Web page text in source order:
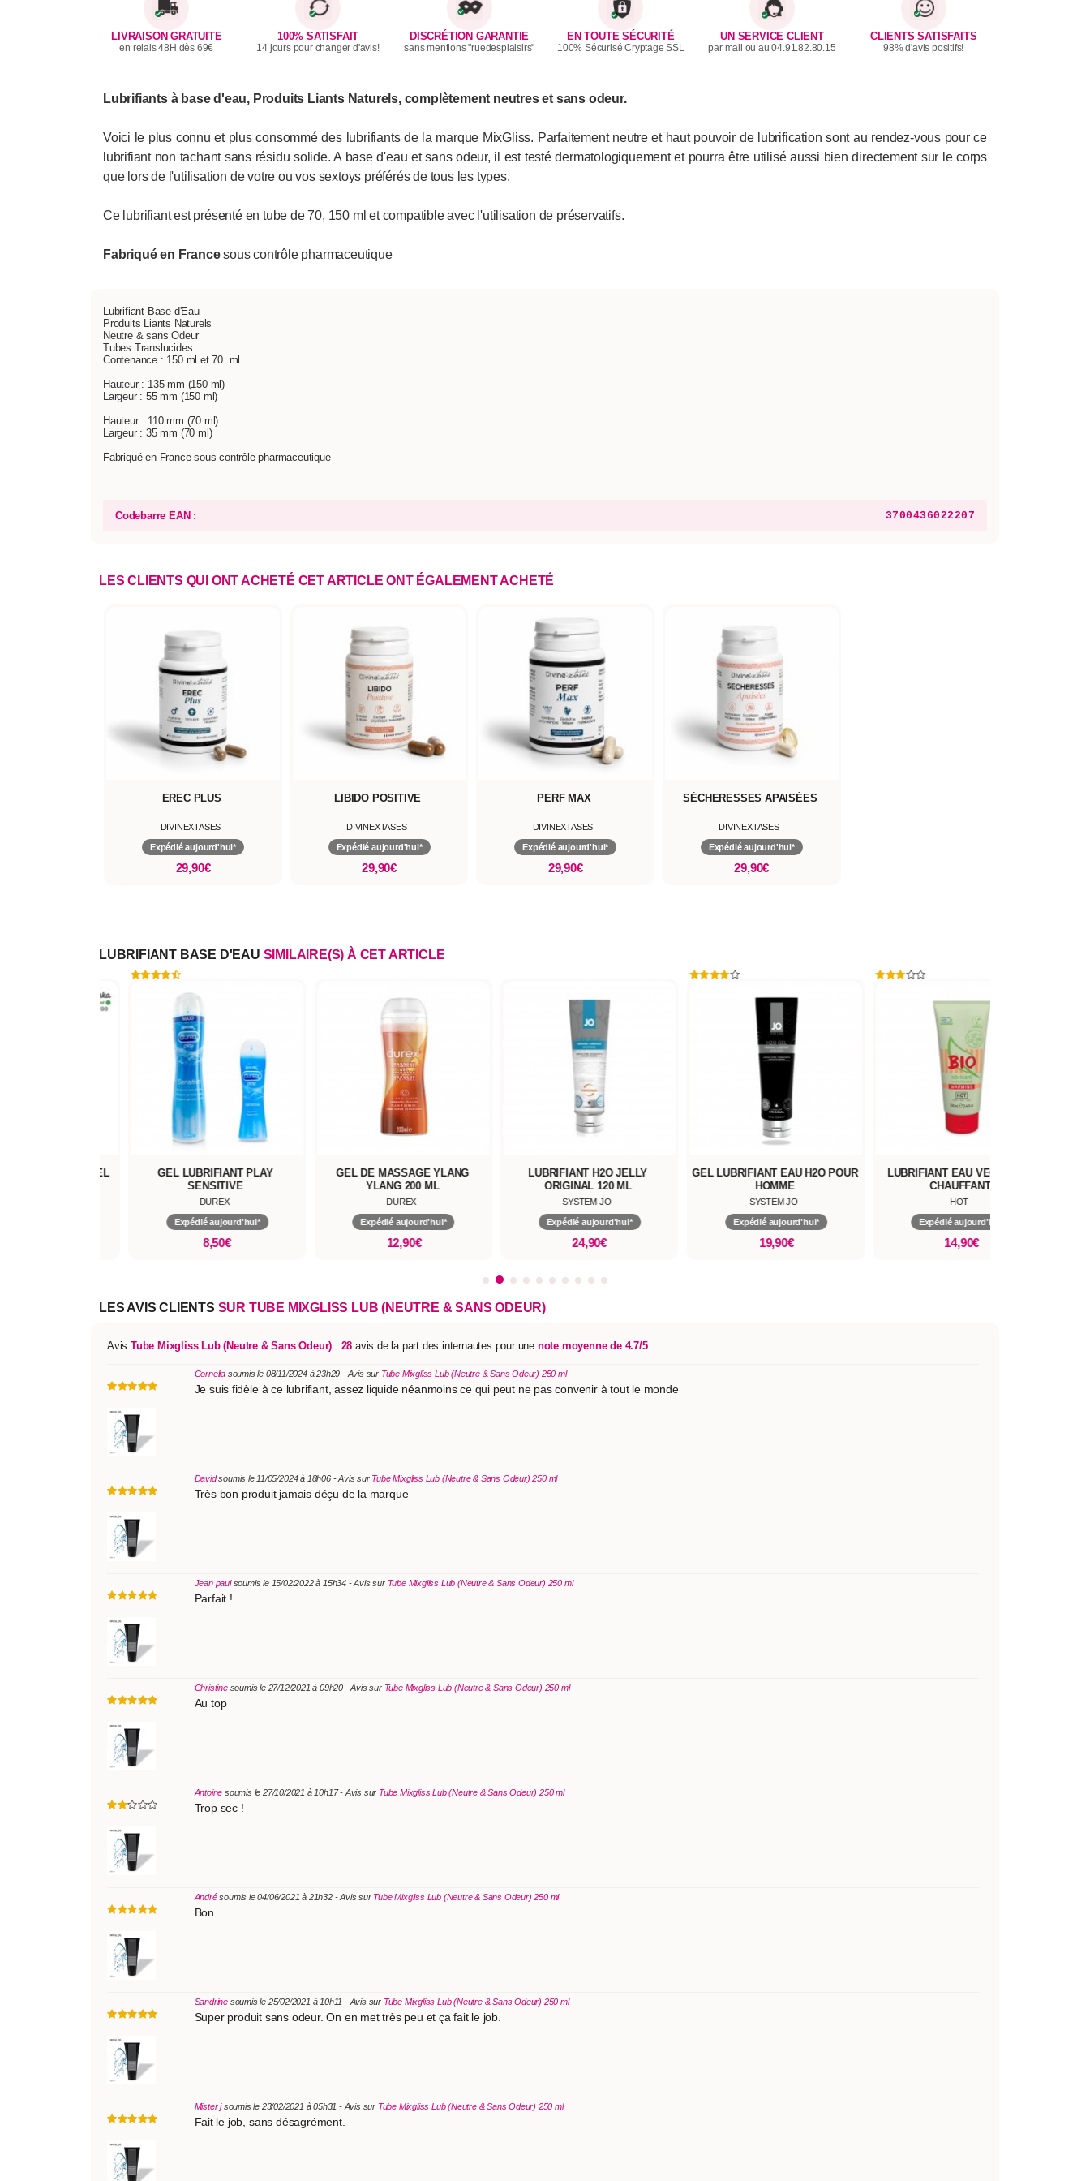
LIVRAISON GRATUITE
en relais 48H dès 69€
100% SATISFAIT
14 jours pour changer d'avis!
DISCRÉTION GARANTIE
sans mentions "ruedesplaisirs"
EN TOUTE SÉCURITÉ
100% Sécurisé Cryptage SSL
UN SERVICE CLIENT
par mail ou au 04.91.82.80.15
CLIENTS SATISFAITS
98% d'avis positifs!
Lubrifiants à base d'eau, Produits Liants Naturels, complètement neutres et sans odeur.
Voici le plus connu et plus consommé des lubrifiants de la marque MixGliss. Parfaitement neutre et haut pouvoir de lubrification sont au rendez-vous pour ce
lubrifiant non tachant sans résidu solide. A base d'eau et sans odeur, il est testé dermatologiquement et pourra être utilisé aussi bien directement sur le corps
que lors de l'utilisation de votre ou vos sextoys préférés de tous les types.
Ce lubrifiant est présenté en tube de 70, 150 ml et compatible avec l'utilisation de préservatifs.
Fabriqué en Francesous contrôle pharmaceutique
Lubrifiant Base d'Eau
Produits Liants Naturels
Neutre & sans Odeur
Tubes Translucides
Contenance : 150 ml et 70 ml
Hauteur : 135 mm (150 ml)
Largeur : 55 mm (150 ml)
Hauteur : 110 mm (70 ml)
Largeur : 35 mm (70 ml)
Fabriqué en France sous contrôle pharmaceutique
Codebarre EAN : 3700436022207
LES CLIENTS QUI ONT ACHETÉ CET ARTICLE ONT ÉGALEMENT ACHETÉ
EREC PLUS
DIVINEXTASES
Expédié aujourd'hui*
29,90€
LIBIDO POSITIVE
DIVINEXTASES
Expédié aujourd'hui*
29,90€
PERF MAX
DIVINEXTASES
Expédié aujourd'hui*
29,90€
SÈCHERESSES APAISÉES
DIVINEXTASES
Expédié aujourd'hui*
29,90€
LUBRIFIANT BASE D'EAU SIMILAIRE(S) À CET ARTICLE
BIO PARFUMÉ GEL
GEL LUBRIFIANT PLAY
SENSITIVE
DUREX
Expédié aujourd'hui*
8,50€
GEL DE MASSAGE YLANG
YLANG 200 ML
DUREX
Expédié aujourd'hui*
12,90€
LUBRIFIANT H2O JELLY
ORIGINAL 120 ML
SYSTEM JO
Expédié aujourd'hui*
24,90€
GEL LUBRIFIANT EAU H2O POUR
HOMME
SYSTEM JO
Expédié aujourd'hui*
19,90€
LUBRIFIANT EAU VEGAN BIO
CHAUFFANT
HOT
Expédié aujourd'hui*
14,90€
LES AVIS CLIENTS SUR TUBE MIXGLISS LUB (NEUTRE & SANS ODEUR)
Avis Tube Mixgliss Lub (Neutre & Sans Odeur) : 28 avis de la part des internautes pour une note moyenne de 4.7/5.
Corneliasoumis le 08/11/2024 à 23h29 - Avis sur Tube Mixgliss Lub (Neutre & Sans Odeur) 250 ml
Je suis fidèle à ce lubrifiant, assez liquide néanmoins ce qui peut ne pas convenir à tout le monde
Davidsoumis le 11/05/2024 à 18h06 - Avis sur Tube Mixgliss Lub (Neutre & Sans Odeur) 250 ml
Très bon produit jamais déçu de la marque
Jean paulsoumis le 15/02/2022 à 15h34 - Avis sur Tube Mixgliss Lub (Neutre & Sans Odeur) 250 ml
Parfait !
Christinesoumis le 27/12/2021 à 09h20 - Avis sur Tube Mixgliss Lub (Neutre & Sans Odeur) 250 ml
Au top
Antoine soumis le 27/10/2021 à 10h17 - Avis sur Tube Mixgliss Lub (Neutre & Sans Odeur) 250 ml
Trop sec !
Andrésoumis le 04/06/2021 à 21h32 - Avis sur Tube Mixgliss Lub (Neutre & Sans Odeur) 250 ml
Bon
Sandrinesoumis le 25/02/2021 à 10h11 - Avis sur Tube Mixgliss Lub (Neutre & Sans Odeur) 250 ml
Super produit sans odeur. On en met très peu et ça fait le job.
Mister jsoumis le 23/02/2021 à 05h31 - Avis sur Tube Mixgliss Lub (Neutre & Sans Odeur) 250 ml
Fait le job, sans désagrément.